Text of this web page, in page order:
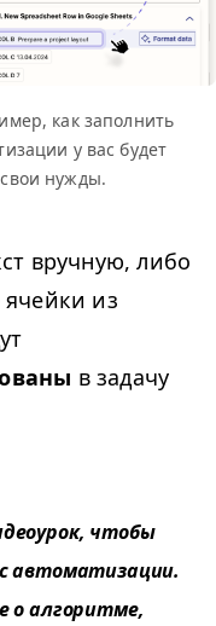
как заполнить
у вас будет
нужды.
вручную, либо
ячейки из
в задачу
чтобы
автоматизации.
о алгоритме,